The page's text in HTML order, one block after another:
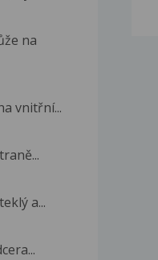
na
vnitřní...
a...